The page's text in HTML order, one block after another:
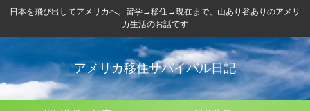
日本を飛び出してアメリカへ。留学→移住→現在まで、山あり谷ありのアメリ
カ生活のお話です
アメリカ移住サバイバル日記